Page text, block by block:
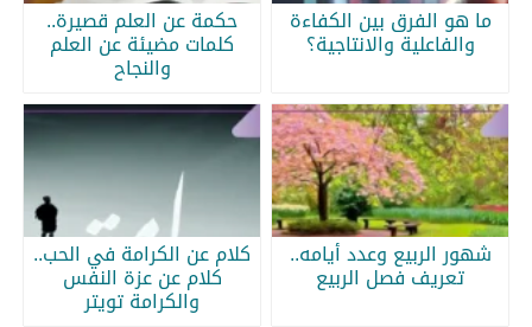
ما هو الفرق بين الكفاءة
والفاعلية والانتاجية؟
حكمة عن العلم قصيرة..
كلمات مضيئة عن العلم
والنجاح
شهور الربيع وعدد أيامه..
تعريف فصل الربيع
كلام عن الكرامة في الحب..
كلام عن عزة النفس
والكرامة تويتر